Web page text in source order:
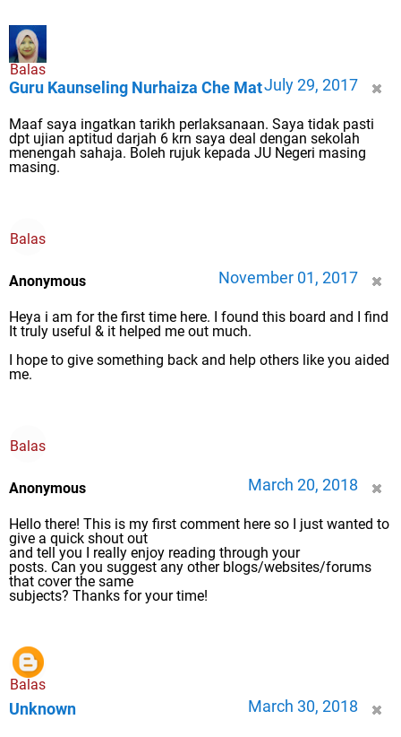
Balas
Guru Kaunseling Nurhaiza Che MatJuly 29, 2017
Maaf saya ingatkan tarikh perlaksanaan. Saya tidak pasti
dpt ujian aptitud darjah 6 krn saya deal dengan sekolah
menengah sahaja. Boleh rujuk kepada JU Negeri masing
masing.
Balas
Anonymous November 01, 2017
Heya i am for the first time here. I found this board and I find
It truly useful & it helped me out much.
I hope to give something back and help others like you aided
me.
Balas
Anonymous March 20, 2018
Hello there! This is my first comment here so I just wanted to
give a quick shout out
and tell you I really enjoy reading through your
posts. Can you suggest any other blogs/websites/forums
that cover the same
subjects? Thanks for your time!
Balas
Unknown March 30, 2018